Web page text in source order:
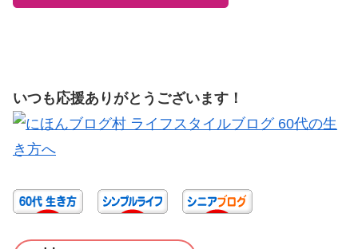
いつも応援ありがとうございます！